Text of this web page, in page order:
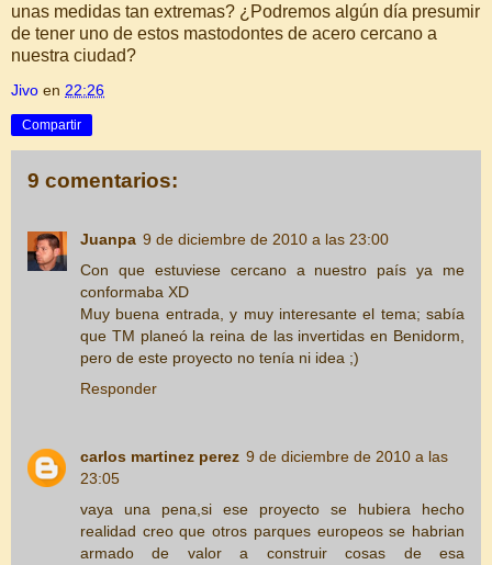
unas medidas tan extremas? ¿Podremos algún día presumir
de tener uno de estos mastodontes de acero cercano a
nuestra ciudad?
Jivo en 22:26
Compartir
9 comentarios:
Juanpa 9 de diciembre de 2010 a las 23:00
Con que estuviese cercano a nuestro país ya me
conformaba XD
Muy buena entrada, y muy interesante el tema; sabía
que TM planeó la reina de las invertidas en Benidorm,
pero de este proyecto no tenía ni idea ;)
Responder
carlos martinez perez 9 de diciembre de 2010 a las
23:05
vaya una pena,si ese proyecto se hubiera hecho
realidad creo que otros parques europeos se habrian
armado de valor a construir cosas de esa